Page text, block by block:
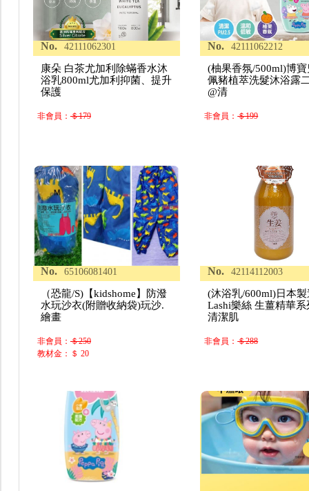
No. 42111062301
康朵 白茶尤加利除蟎香水沐
浴乳800ml尤加利抑菌、提升
保護
非會員：＄179
No. 42111062212
(柚果香氛/500ml)博寶
佩豬植萃洗髮沐浴露
@清
非會員：＄199
No. 65106081401
（恐龍/S)【kidshome】防潑
水玩沙衣(附贈收納袋)玩沙.
繪畫
非會員：＄250
教材金：＄ 20
No. 42114112003
(沐浴乳/600ml)日本製
Lashi樂絲 生薑精華系
清潔肌
非會員：＄288